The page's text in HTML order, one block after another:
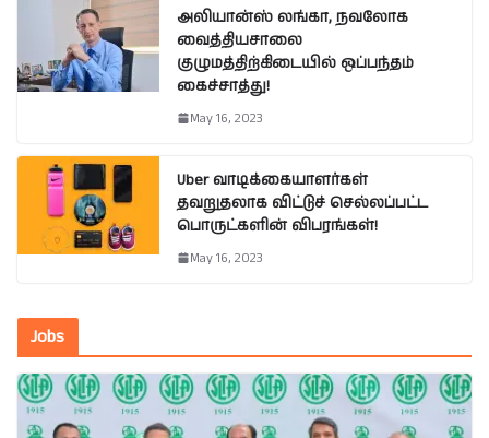
அலியான்ஸ் லங்கா, நவலோக
வைத்தியசாலை
குழுமத்திற்கிடையில் ஒப்பந்தம்
கைச்சாத்து!
May 16, 2023
Uber வாடிக்கையாளர்கள்
தவறுதலாக விட்டுச் செல்லப்பட்ட
பொருட்களின் விபரங்கள்!
May 16, 2023
Jobs